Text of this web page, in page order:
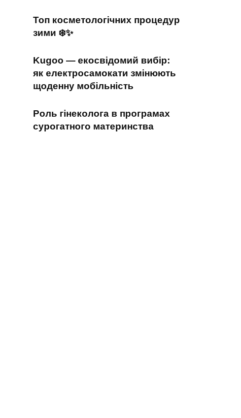
Топ косметологічних процедур
зими ❄️✨
Kugoo — екосвідомий вибір:
як електросамокати змінюють
щоденну мобільність
Роль гінеколога в програмах
сурогатного материнства